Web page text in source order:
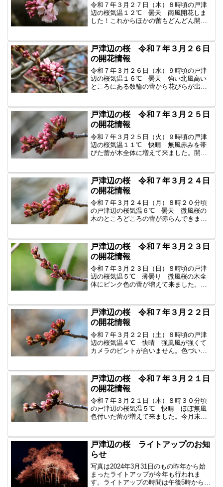
令和７年３月２７日（木）８時頃の戸津
辺の桜気温１２℃ 曇天 南風開花しま
した！これからほかの蕾もどんどん開花
す。 昨年から始まったライトアップが今
年も行われます。ライトア...
戸津辺の桜 令和７年３月２６日
の開花情報
令和７年３月２６日（水）９時頃の戸津
辺の桜気温１６℃ 曇天 強い北風高い
ところにある数輪の蕾から花びらが出よ
ントが合いません。 昨年から始まったラ
イトアップが今年も行わ...
戸津辺の桜 令和７年３月２５日
の開花情報
令和７年３月２５日（火）９時頃の戸津
辺の桜気温１１℃ 快晴 無風赤みを帯
びた蕾が木全体に増えて来ました。開花
日が楽しみです。昨年から始まったライ
トアップが今年も行われま...
戸津辺の桜 令和７年３月２４日
の開花情報
令和７年３月２４日（月）８時２０分頃
の戸津辺の桜気温６℃ 曇天 微風桜の
木のところどころの蕾が赤らんできまし
ん。明日の朝が楽しみです。猫ちゃんが
桜を眺めていました。昨年から...
戸津辺の桜 令和７年３月２３日
の開花情報
令和７年３月２３日（日）８時頃の戸津
辺の桜気温５℃ 薄曇り 微風桜の木全
体にピンク色の蕾が増えて来ました。昨
から午後8時まで期間は4月8日頃までの予
定です。3月26日...
戸津辺の桜 令和７年３月２２日
の開花情報
令和７年３月２２日（土）８時頃の戸津
辺の桜気温４℃ 快晴 強風風が強くて
カメラのピントが合いません。色づいた
アップが今年も行われます。ライトアッ
プの時間は午後5時から午...
戸津辺の桜 令和７年３月２１日
の開花情報
令和７年３月２１日（木）８時３０分頃
の戸津辺の桜気温５℃ 快晴 ほぼ無風
色付いた蕾が増えて来ました。今月末頃
アップの時間は午後5時から午後8時まで
期間は4月8日頃まで...
戸津辺の桜 ライトアップのお知
らせ
写真は2024年3月31日のもの昨年から始
まったライトアップが今年も行われま
す。ライトアップの時間は午後5時から午